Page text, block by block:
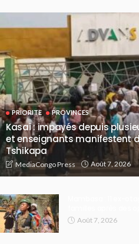
PRIORITE PROVINCES
Kasaï : impayés depuis
et enseignants manifestent
Tshikapa
MediaCongo Press Août 7, 2026
Août 7, 2026